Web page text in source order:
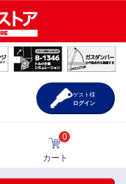
0
カート
ゲスト様
ログイン